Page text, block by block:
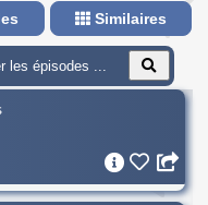
Similaires